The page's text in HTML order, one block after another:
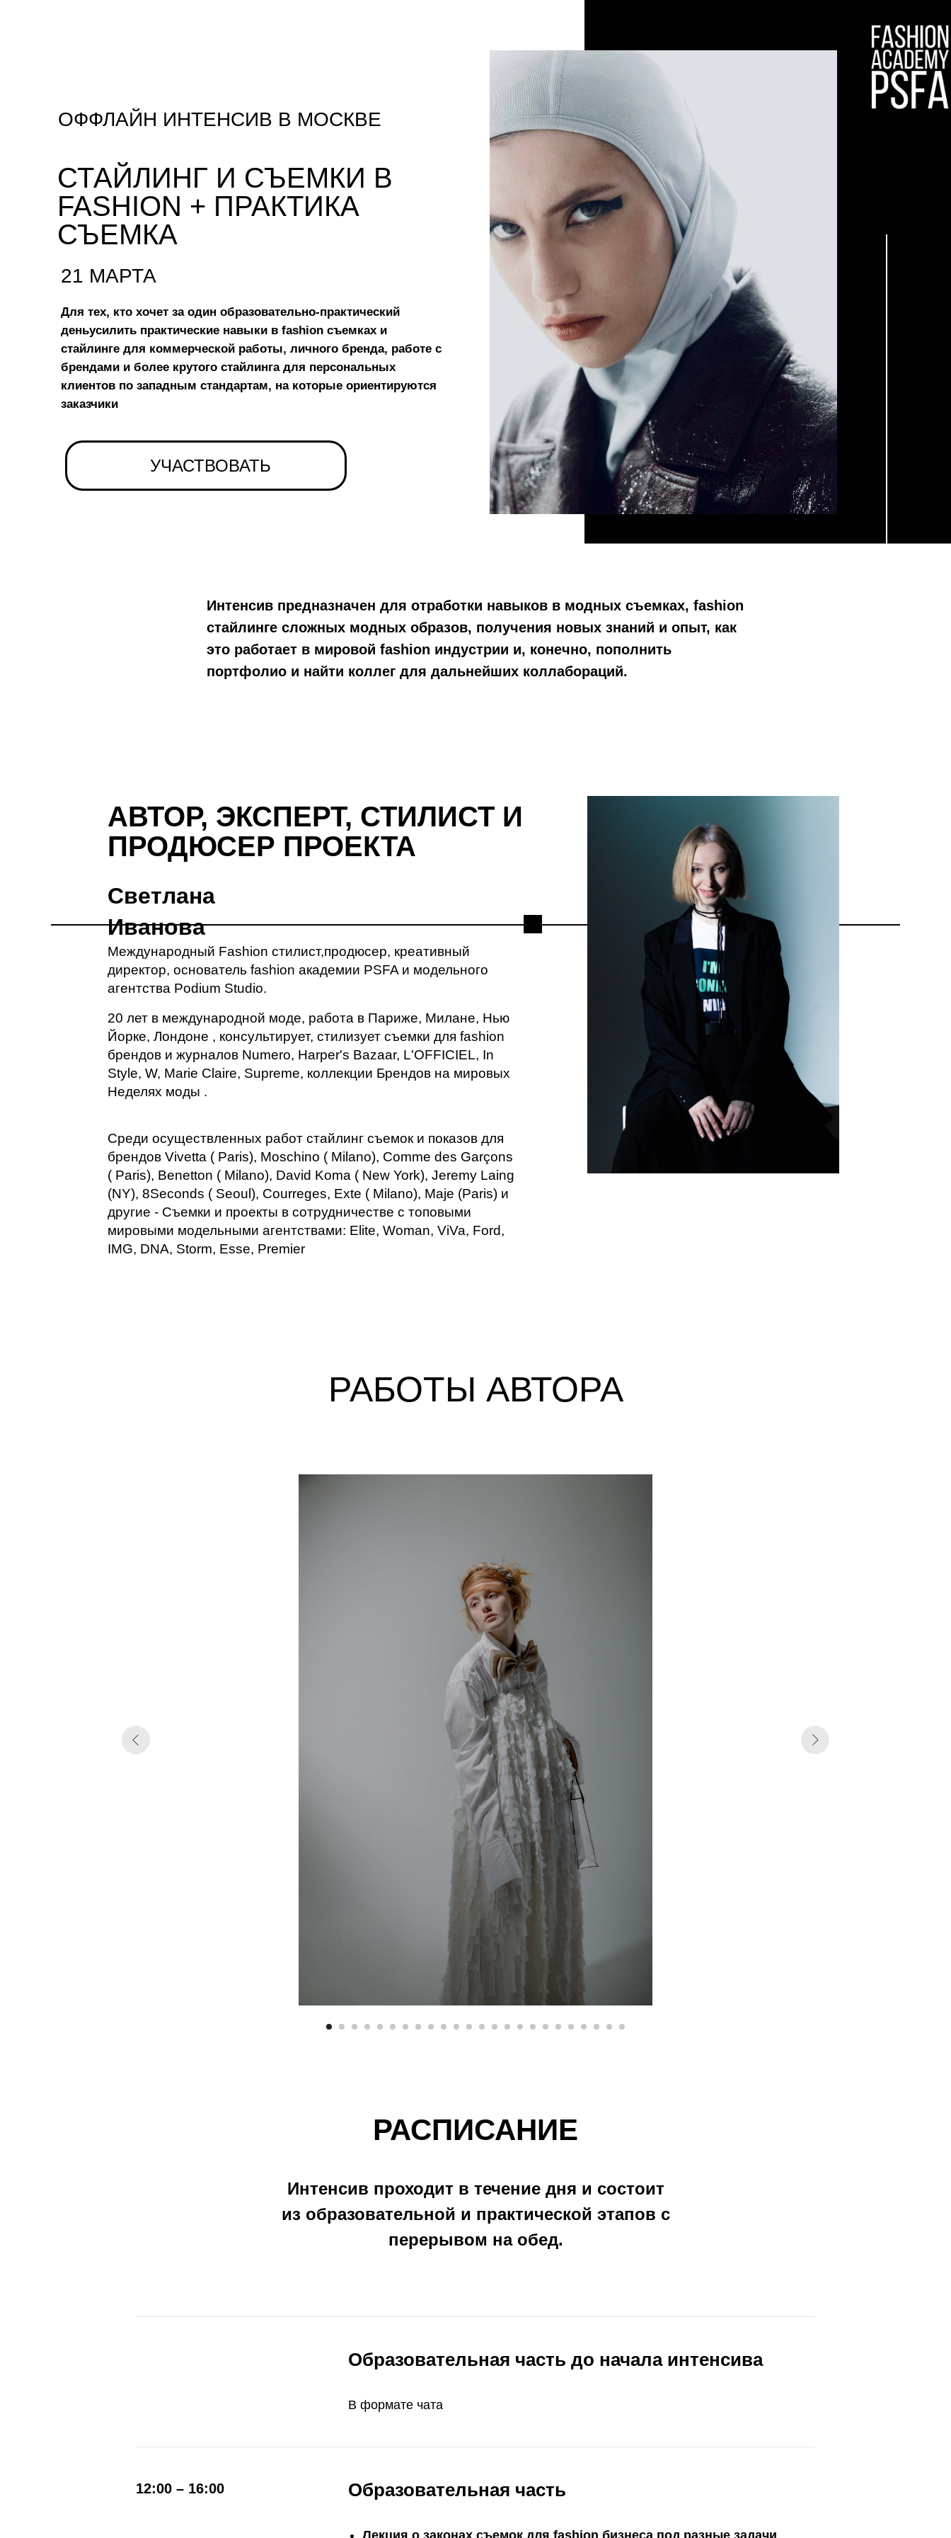
СТАЙЛИНГ И СЪЕМКИ В
FASHION + ПРАКТИКА
СЪЕМКА
УЧАСТВОВАТЬ
21 МАРТА
Для тех, кто хочет за один образовательно-практический
деньусилить практические навыки в fashion съемках и
стайлинге для коммерческой работы, личного бренда, работе с
брендами и более крутого стайлинга для персональных
клиентов по западным стандартам, на которые ориентируются
заказчики
ОФФЛАЙН ИНТЕНСИВ В МОСКВЕ
Интенсив предназначен для отработки навыков в модных съемках, fashion
стайлинге сложных модных образов, получения новых знаний и опыт, как
это работает в мировой fashion индустрии и, конечно, пополнить
портфолио и найти коллег для дальнейших коллабораций.
Международный Fashion стилист,продюсер, креативный
директор, основатель fashion академии PSFA и модельного
агентства Podium Studio.
20 лет в международной моде, работа в Париже, Милане, Нью
Йорке, Лондоне , консультирует, стилизует cъемки для fashion
брендов и журналов Numero, Harper's Bazaar, L'OFFICIEL, In
Style, W, Marie Claire, Supreme, коллекции Брендов на мировых
Неделях моды .
Среди осуществленных работ стайлинг съемок и показов для
брендов Vivetta ( Paris), Moschino ( Milano), Comme des Garçons
( Paris), Benetton ( Milano), David Koma ( New York), Jeremy Laing
(NY), 8Seconds ( Seoul), Courreges, Exte ( Milano), Maje (Paris) и
другие - Съемки и проекты в сотрудничестве с топовыми
мировыми модельными агентствами: Elite, Woman, ViVa, Ford,
IMG, DNA, Storm, Esse, Premier
Светлана
Иванова
АВТОР, ЭКСПЕРТ, СТИЛИСТ И
ПРОДЮСЕР ПРОЕКТА
РАБОТЫ АВТОРА
РАСПИСАНИЕ
Интенсив проходит в течение дня и состоит
из образовательной и практической этапов с
перерывом на обед.
Образовательная часть до начала интенсива
В формате чата
12:00 – 16:00 Образовательная часть
Лекция о законах съемок для fashion бизнеса под разные задачи